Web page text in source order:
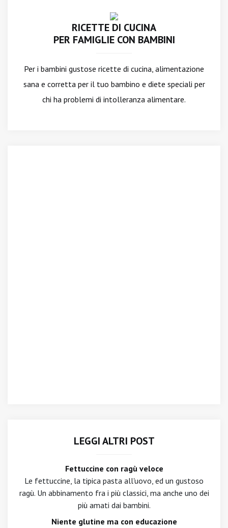
RICETTE DI CUCINA
PER FAMIGLIE CON BAMBINI
Per i bambini gustose ricette di cucina, alimentazione
sana e corretta per il tuo bambino e diete speciali per
chi ha problemi di intolleranza alimentare.
LEGGI ALTRI POST
Fettuccine con ragù veloce
Le fettuccine, la tipica pasta all'uovo, ed un gustoso
ragù. Un abbinamento fra i più classici, ma anche uno dei
più amati dai bambini.
Niente glutine ma con educazione